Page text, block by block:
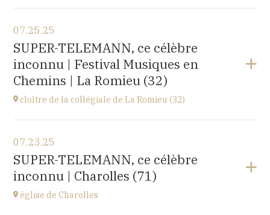
église Santa Coloma,
Plaça d'Andreu Xandri, 17539 Ger (SPAIN)
at19H00
Buy your tickets
07.25.25
SUPER-TELEMANN, ce célèbre
inconnu | Festival Musiques en
Chemins | La Romieu (32)
cloître de la collégiale de La Romieu (32)
collégiale Saint-Pierre,
rue du docteur Lucante, 32480 La Romieu
at19H00
Buy your tickets
07.23.25
SUPER-TELEMANN, ce célèbre
inconnu | Charolles (71)
église de Charolles